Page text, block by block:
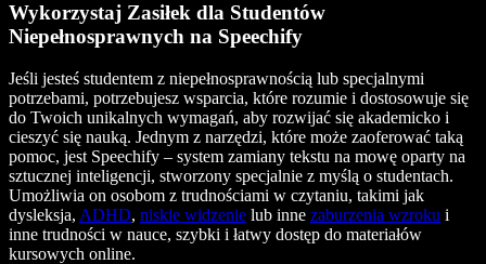
Wykorzystaj Zasiłek dla Studentów
Niepełnosprawnych na Speechify
Jeśli jesteś studentem z niepełnosprawnością lub specjalnymi
potrzebami, potrzebujesz wsparcia, które rozumie i dostosowuje się
do Twoich unikalnych wymagań, aby rozwijać się akademicko i
cieszyć się nauką. Jednym z narzędzi, które może zaoferować taką
pomoc, jest Speechify – system zamiany tekstu na mowę oparty na
sztucznej inteligencji, stworzony specjalnie z myślą o studentach.
Umożliwia on osobom z trudnościami w czytaniu, takimi jak
dysleksja, ADHD, niskie widzenie lub inne zaburzenia wzroku i
inne trudności w nauce, szybki i łatwy dostęp do materiałów
kursowych online.